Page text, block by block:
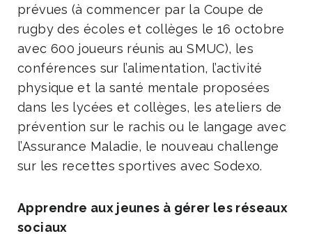
prévues (à commencer par la Coupe de
rugby des écoles et collèges le 16 octobre
avec 600 joueurs réunis au SMUC), les
conférences sur l’alimentation, l’activité
physique et la santé mentale proposées
dans les lycées et collèges, les ateliers de
prévention sur le rachis ou le langage avec
l’Assurance Maladie, le nouveau challenge
sur les recettes sportives avec Sodexo.
Apprendre aux jeunes à gérer les réseaux
sociaux